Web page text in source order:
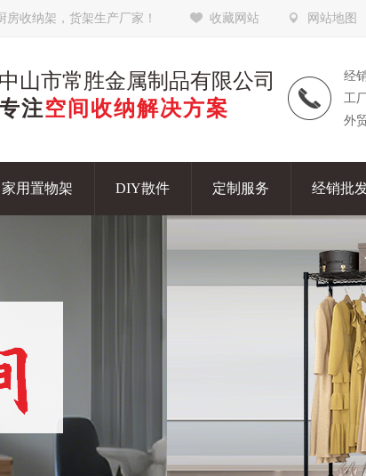
收藏网站 网站地图
收纳架，货架生产厂家！
经
工
外
中山市常胜金属制品有限公司
注空间收纳解决方案
家用置物架 DIY散件 定制服务 经销批